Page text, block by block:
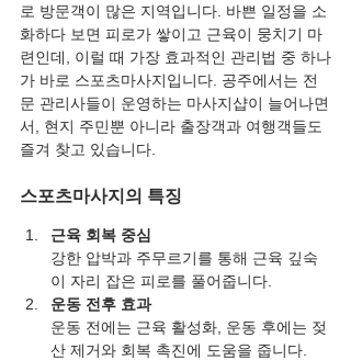
로 방문객이 많은 지역입니다. 바쁜 일정을 소
화하다 보면 피로가 쌓이고 근육이 뭉치기 마
련인데, 이럴 때 가장 효과적인 관리법 중 하나
가 바로 스포츠마사지입니다. 공주에서는 전
문 관리사들이 운영하는 마사지샵이 늘어나면
서, 현지 주민뿐 아니라 출장객과 여행객들도
즐겨 찾고 있습니다.
스포츠마사지의 특징
근육 회복 중심
강한 압박과 주무르기를 통해 근육 깊숙
이 자리 잡은 피로를 풀어줍니다.
운동 전후 효과
운동 전에는 근육 활성화, 운동 후에는 젖
산 제거와 회복 촉진에 도움을 줍니다.